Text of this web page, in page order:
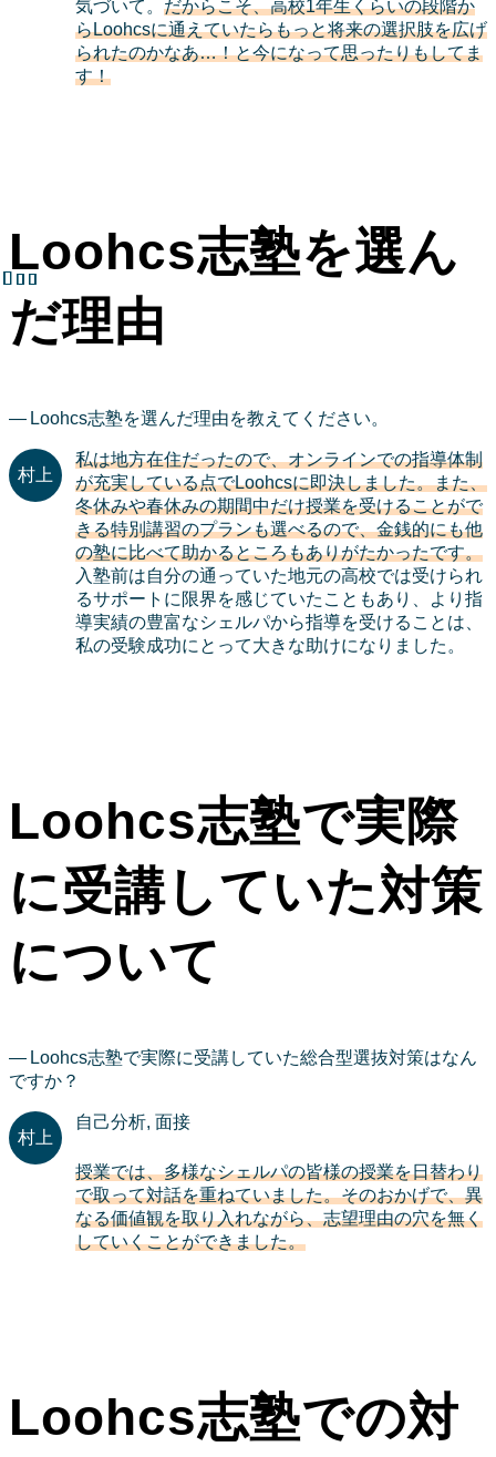
気づいて。 だからこそ、高校1年生くらいの段階か
らLoohcsに通えていたらもっと将来の選択肢を広げ
られたのかなあ…！と今になって思ったりもしてま
す！
Loohcs志塾を選ん
だ理由
Loohcs志塾を選んだ理由を教えてください。
私は地方在住だったので、オンラインでの指導体制
が充実している点でLoohcsに即決しました。また、
冬休みや春休みの期間中だけ授業を受けることがで
きる特別講習のプランも選べるので、金銭的にも他
の塾に比べて助かるところもありがたかったです。
入塾前は自分の通っていた地元の高校では受けられ
るサポートに限界を感じていたこともあり、より指
導実績の豊富なシェルパから指導を受けることは、
私の受験成功にとって大きな助けになりました。
Loohcs志塾で実際
に受講していた対策
について
Loohcs志塾で実際に受講していた総合型選抜対策はなん
ですか？
自己分析, 面接
授業では、多様なシェルパの皆様の授業を日替わり
で取って対話を重ねていました。そのおかげで、異
なる価値観を取り入れながら、志望理由の穴を無く
していくことができました。
Loohcs志塾での対